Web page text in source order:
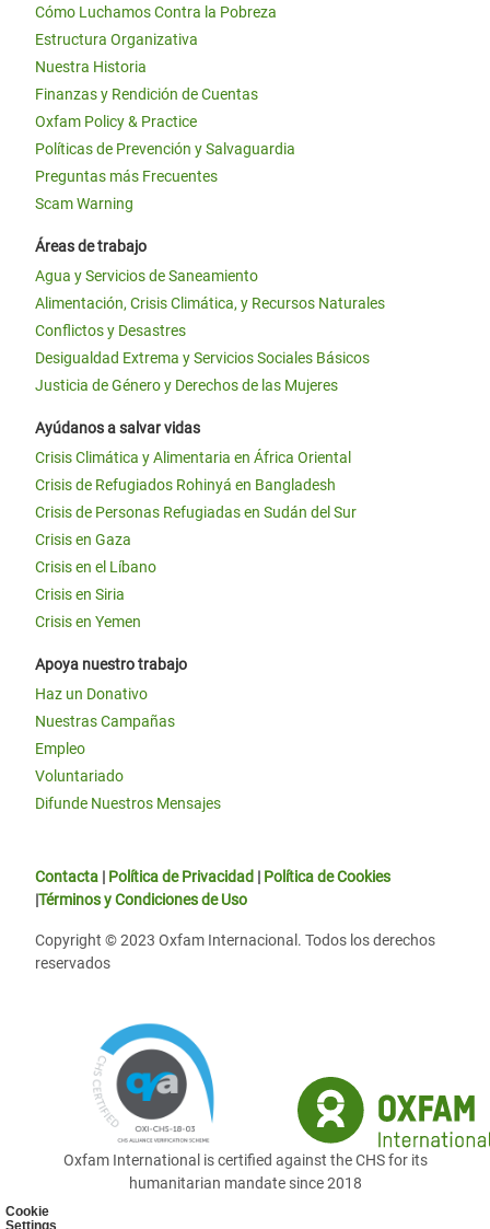
Cookie
Settings
Cómo Luchamos Contra la Pobreza
Estructura Organizativa
Nuestra Historia
Finanzas y Rendición de Cuentas
Oxfam Policy & Practice
Políticas de Prevención y Salvaguardia
Preguntas más Frecuentes
Scam Warning
Áreas de trabajo
Agua y Servicios de Saneamiento
Alimentación, Crisis Climática, y Recursos Naturales
Conflictos y Desastres
Desigualdad Extrema y Servicios Sociales Básicos
Justicia de Género y Derechos de las Mujeres
Ayúdanos a salvar vidas
Crisis Climática y Alimentaria en África Oriental
Crisis de Refugiados Rohinyá en Bangladesh
Crisis de Personas Refugiadas en Sudán del Sur
Crisis en Gaza
Crisis en el Líbano
Crisis en Siria
Crisis en Yemen
Apoya nuestro trabajo
Haz un Donativo
Nuestras Campañas
Empleo
Voluntariado
Difunde Nuestros Mensajes
Contacta | Política de Privacidad | Política de Cookies
|Términos y Condiciones de Uso
Copyright © 2023 Oxfam Internacional. Todos los derechos
reservados
Oxfam International is certified against the CHS for its
humanitarian mandate since 2018